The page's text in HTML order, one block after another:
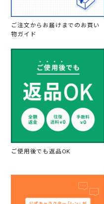
ご注文からお届けまでのお買い
物ガイド
ご使用後でも返品OK